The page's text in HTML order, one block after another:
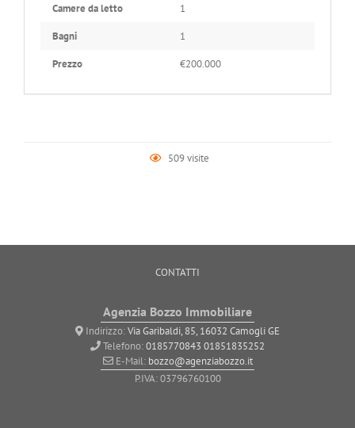
Camere da letto 1
Bagni 1
Prezzo €200.000
509 visite
CONTATTI
Agenzia Bozzo Immobiliare
Indirizzo:Via Garibaldi, 85, 16032 Camogli GE
Telefono:0185770843 01851835252
E-Mail: bozzo@agenziabozzo.it
P.IVA: 03796760100